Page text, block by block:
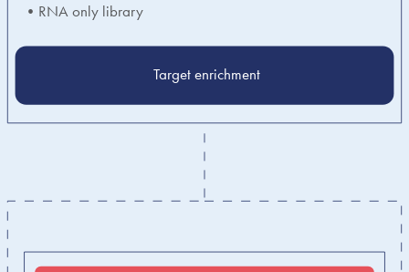
Target enrichment
•RNA only library